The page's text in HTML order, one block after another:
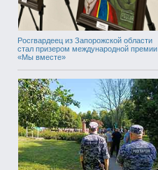
Росгвардеец из Запорожской области
стал призером международной премии
«Мы вместе»